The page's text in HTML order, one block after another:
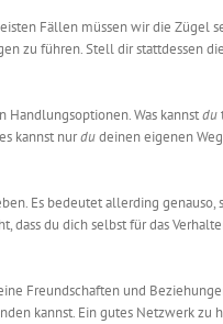
Fällen müssen wir die Zügel
zu führen. Stell dir stattdessen
Was kannstdu
kannst nurdudeinen eigenen
Es bedeutet allerding genauso,
dass du dich selbst für das
Freundschaften und
kannst. Ein gutes Netzwerk zu